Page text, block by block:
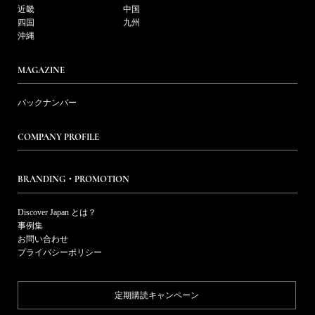
近畿
中国
四国
九州
沖縄
MAGAZINE
バックナンバー
COMPANY PROFILE
BRANDING・PROMOTION
Discover Japan とは？
事例集
お問い合わせ
プライバシーポリシー
定期購読キャンペーン